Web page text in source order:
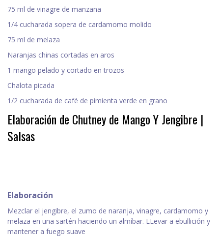
75 ml de vinagre de manzana
1/4 cucharada sopera de cardamomo molido
75 ml de melaza
Naranjas chinas cortadas en aros
1 mango pelado y cortado en trozos
Chalota picada
1/2 cucharada de café de pimienta verde en grano
Elaboración de Chutney de Mango Y Jengibre |
Salsas
Elaboración
Mezclar el jengibre, el zumo de naranja, vinagre, cardamomo y
melaza en una sartén haciendo un almíbar. LLevar a ebullición y
mantener a fuego suave